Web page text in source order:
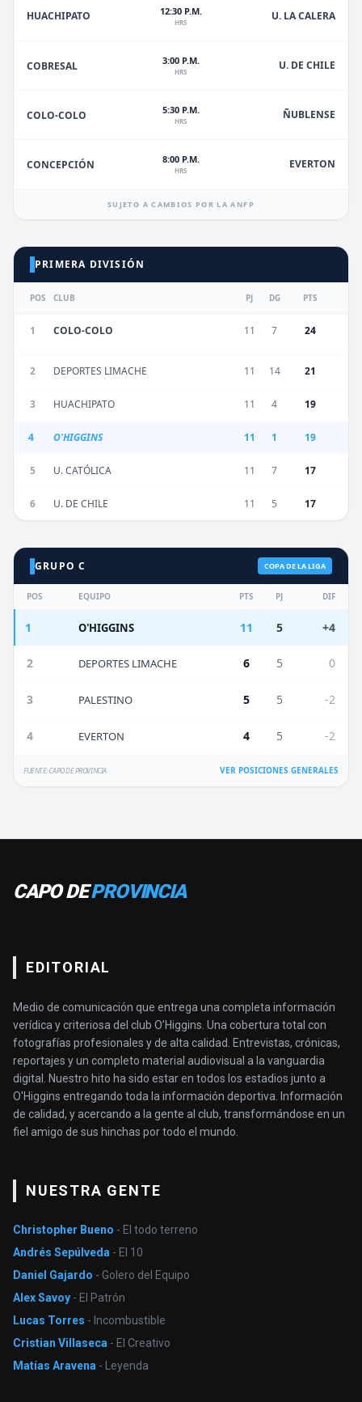
HUACHIPATO 12:30 P.M.
HRS U. LA CALERA
COBRESAL 3:00 P.M.
HRS U. DE CHILE
COLO-COLO 5:30 P.M.
HRS ÑUBLENSE
CONCEPCIÓN 8:00 P.M.
HRS EVERTON
SUJETO A CAMBIOS POR LA ANFP
PRIMERA DIVISIÓN
POS CLUB PJ DG PTS
1 COLO-COLO 11 7 24
2 DEPORTES LIMACHE 11 14 21
3 HUACHIPATO 11 4 19
4 O'HIGGINS 11 1 19
5 U. CATÓLICA 11 7 17
6 U. DE CHILE 11 5 17
GRUPO C COPA DE LA LIGA
POS EQUIPO PTS PJ DIF
1 O'HIGGINS 11 5 +4
2 DEPORTES LIMACHE 6 5 0
3 PALESTINO 5 5 -2
4 EVERTON 4 5 -2
FUENTE: CAPO DE PROVINCIA VER POSICIONES GENERALES
CAPO DEPROVINCIA
EDITORIAL
Medio de comunicación que entrega una completa información
verídica y criteriosa del club O’Higgins. Una cobertura total con
fotografías profesionales y de alta calidad. Entrevistas, crónicas,
reportajes y un completo material audiovisual a la vanguardia
digital. Nuestro hito ha sido estar en todos los estadios junto a
O'Higgins entregando toda la información deportiva. Información
de calidad, y acercando a la gente al club, transformándose en un
fiel amigo de sus hinchas por todo el mundo.
NUESTRA GENTE
Christopher Bueno - El todo terreno
Andrés Sepúlveda - El 10
Daniel Gajardo - Golero del Equipo
Alex Savoy - El Patrón
Lucas Torres - Incombustible
Cristian Villaseca - El Creativo
Matías Aravena - Leyenda